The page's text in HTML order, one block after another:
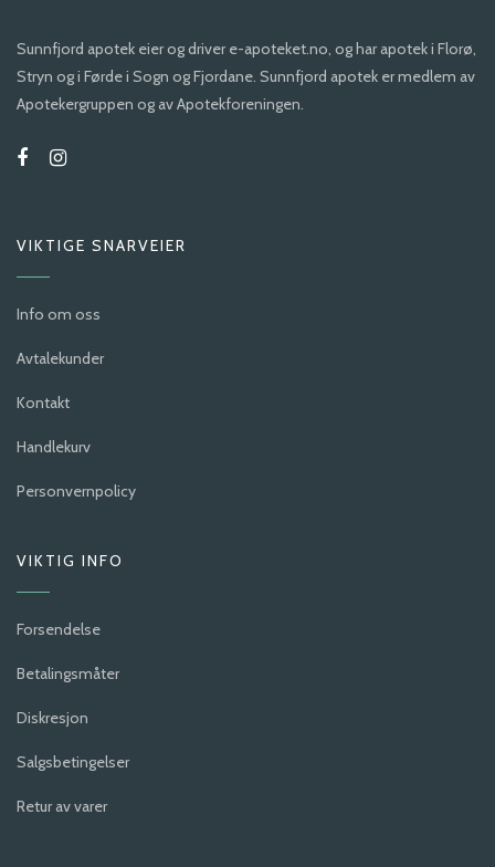
Sunnfjord apotek eier og driver e-apoteket.no, og har apotek i Florø,
Stryn og i Førde i Sogn og Fjordane. Sunnfjord apotek er medlem av
Apotekergruppen og av Apotekforeningen.
VIKTIGE SNARVEIER
Info om oss
Avtalekunder
Kontakt
Handlekurv
Personvernpolicy
VIKTIG INFO
Forsendelse
Betalingsmåter
Diskresjon
Salgsbetingelser
Retur av varer